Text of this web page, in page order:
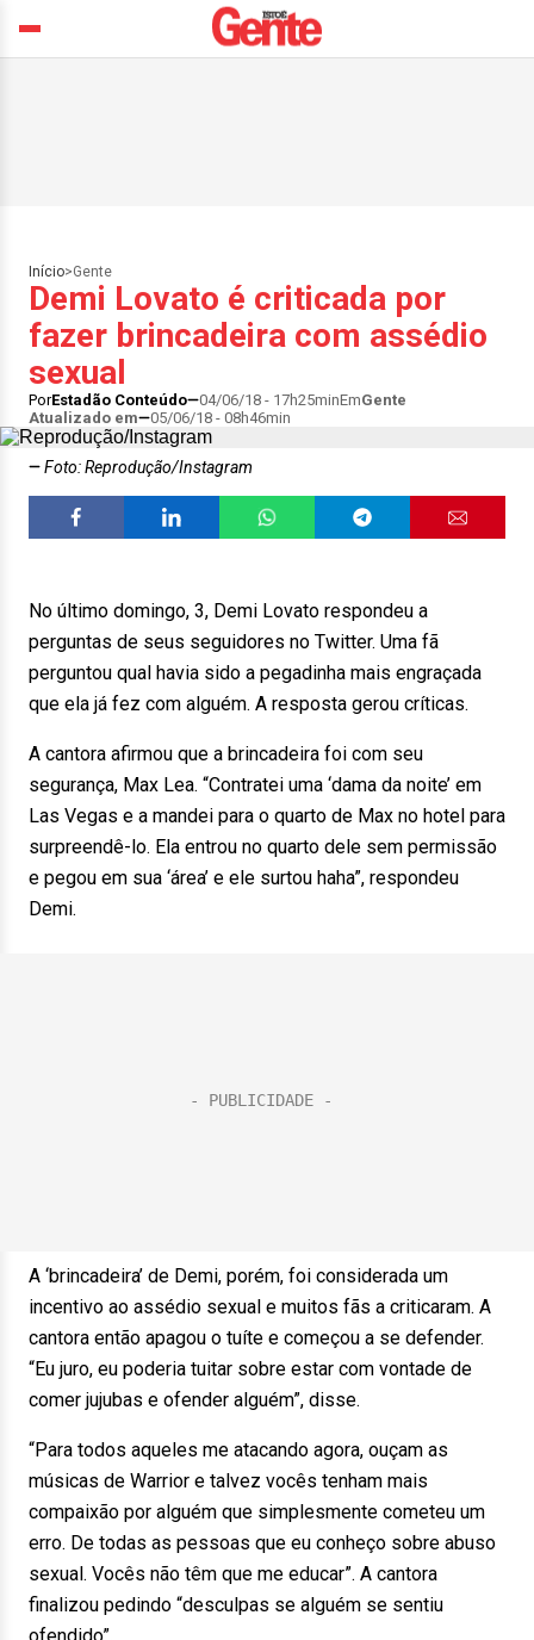
Início>Gente
Demi Lovato é criticada por
fazer brincadeira com assédio
sexual
PorEstadão Conteúdo 04/06/18 - 17h25minEmGente
Atualizado em
05/06/18 - 08h46min
Foto: Reprodução/Instagram
No último domingo, 3, Demi Lovato respondeu a
perguntas de seus seguidores no Twitter. Uma fã
perguntou qual havia sido a pegadinha mais engraçada
que ela já fez com alguém. A resposta gerou críticas.
A cantora afirmou que a brincadeira foi com seu
segurança, Max Lea. “Contratei uma ‘dama da noite’ em
Las Vegas e a mandei para o quarto de Max no hotel para
surpreendê-lo. Ela entrou no quarto dele sem permissão
e pegou em sua ‘área’ e ele surtou haha”, respondeu
Demi.
A ‘brincadeira’ de Demi, porém, foi considerada um
incentivo ao assédio sexual e muitos fãs a criticaram. A
cantora então apagou o tuíte e começou a se defender.
“Eu juro, eu poderia tuitar sobre estar com vontade de
comer jujubas e ofender alguém”, disse.
“Para todos aqueles me atacando agora, ouçam as
músicas de Warrior e talvez vocês tenham mais
compaixão por alguém que simplesmente cometeu um
erro. De todas as pessoas que eu conheço sobre abuso
sexual. Vocês não têm que me educar”. A cantora
finalizou pedindo “desculpas se alguém se sentiu